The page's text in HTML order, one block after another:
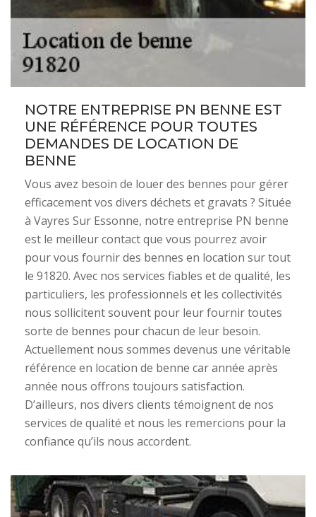
NOTRE ENTREPRISE PN BENNE EST
UNE RÉFÉRENCE POUR TOUTES
DEMANDES DE LOCATION DE
BENNE
Vous avez besoin de louer des bennes pour gérer
efficacement vos divers déchets et gravats ? Située
à Vayres Sur Essonne, notre entreprise PN benne
est le meilleur contact que vous pourrez avoir
pour vous fournir des bennes en location sur tout
le 91820. Avec nos services fiables et de qualité, les
particuliers, les professionnels et les collectivités
nous sollicitent souvent pour leur fournir toutes
sorte de bennes pour chacun de leur besoin.
Actuellement nous sommes devenus une véritable
référence en location de benne car année après
année nous offrons toujours satisfaction.
D’ailleurs, nos divers clients témoignent de nos
services de qualité et nous les remercions pour la
confiance qu’ils nous accordent.